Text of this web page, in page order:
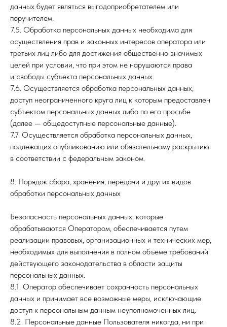
данных будет являться выгодоприобретателем или
поручителем.
7.5. Обработка персональных данных необходима для
осуществления прав и законных интересов оператора или
третьих лиц либо для достижения общественно значимых
целей при условии, что при этом не нарушаются права
и свободы субъекта персональных данных.
7.6. Осуществляется обработка персональных данных,
доступ неограниченного круга лиц к которым предоставлен
субъектом персональных данных либо по его просьбе
(далее — общедоступные персональные данные).
7.7. Осуществляется обработка персональных данных,
подлежащих опубликованию или обязательному раскрытию
в соответствии с федеральным законом.
8. Порядок сбора, хранения, передачи и других видов
обработки персональных данных
Безопасность персональных данных, которые
обрабатываются Оператором, обеспечивается путем
реализации правовых, организационных и технических мер,
необходимых для выполнения в полном объеме требований
действующего законодательства в области защиты
персональных данных.
8.1. Оператор обеспечивает сохранность персональных
данных и принимает все возможные меры, исключающие
доступ к персональным данным неуполномоченных лиц.
8.2. Персональные данные Пользователя никогда, ни при